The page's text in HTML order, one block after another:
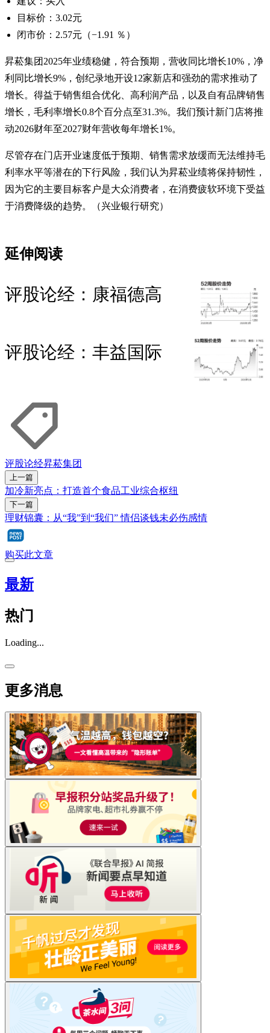
目标价：3.02元
闭市价：2.57元（−1.91 ％）
昇菘集团2025年业绩稳健，符合预期，营收同比增长10%，净
利同比增长9%，创纪录地开设12家新店和强劲的需求推动了
增长。得益于销售组合优化、高利润产品，以及自有品牌销售
增长，毛利率增长0.8个百分点至31.3%。我们预计新门店将推
动2026财年至2027财年营收每年增长1%。
尽管存在门店开业速度低于预期、销售需求放缓而无法维持毛
利率水平等潜在的下行风险，我们认为昇菘业绩将保持韧性，
因为它的主要目标客户是大众消费者，在消费疲软环境下受益
于消费降级的趋势。（兴业银行研究）
延伸阅读
评股论经：康福德高
评股论经：丰益国际
评股论经昇菘集团
上一篇
加冷新亮点：打造首个食品工业综合枢纽
下一篇
理财锦囊：从“我”到“我们” 情侣谈钱未必伤感情
购买此文章
最新
热门
Loading...
更多消息